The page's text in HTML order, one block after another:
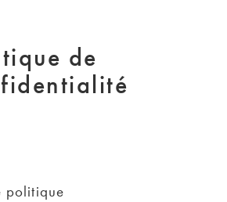
de
politique